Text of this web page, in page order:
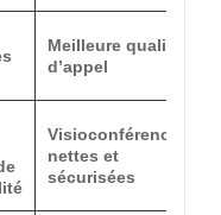
Meilleure qualité
d’appel
Visioconférences
nettes et
sécurisées